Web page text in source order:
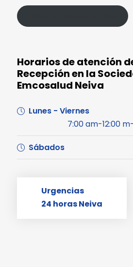
Horarios de atención
Recepción en la
Emcosalud Neiva
Lunes - Viernes
7:00 am-12:00
Sábados
Urgencias
24 horas Neiva